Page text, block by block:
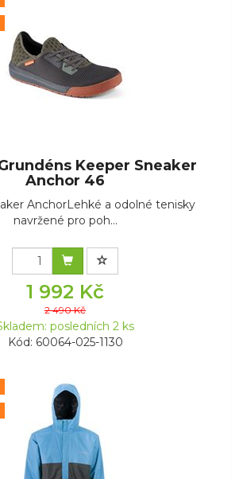
Keeper Sneaker
Anchor 46
AnchorLehké a odolné tenisky
navržené pro poh...
1 992 Kč
2 490 Kč
posledních 2 ks
Kód: 60064-025-1130